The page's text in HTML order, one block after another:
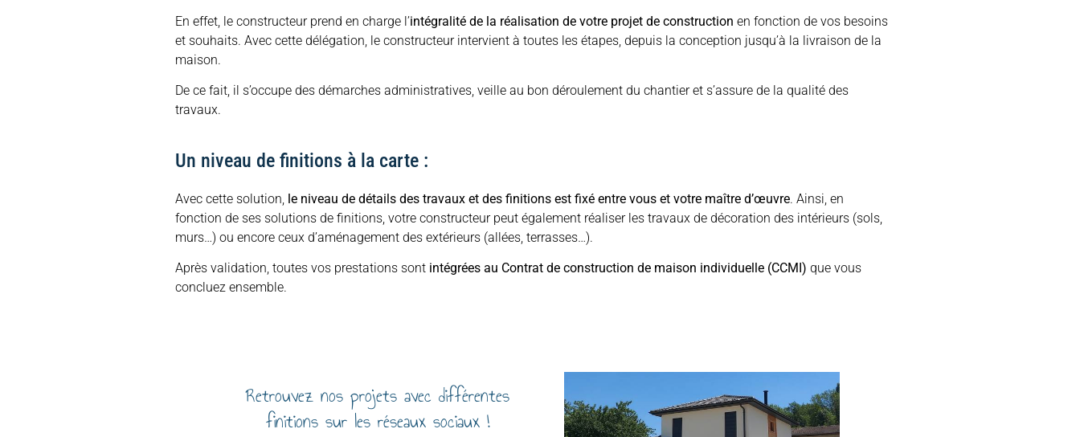
En effet, le constructeur prend en charge l’intégralité de la réalisation de votre projet de construction en fonction de vos besoins
et souhaits. Avec cette délégation, le constructeur intervient à toutes les étapes, depuis la conception jusqu’à la livraison de la
maison.
De ce fait, il s’occupe des démarches administratives, veille au bon déroulement du chantier et s’assure de la qualité des
travaux.
Un niveau de finitions à la carte :
Avec cette solution, le niveau de détails des travaux et des finitions est fixé entre vous et votre maître d’œuvre. Ainsi, en
fonction de ses solutions de finitions, votre constructeur peut également réaliser les travaux de décoration des intérieurs (sols,
murs…) ou encore ceux d’aménagement des extérieurs (allées, terrasses…).
Après validation, toutes vos prestations sont intégrées au Contrat de construction de maison individuelle (CCMI) que vous
concluez ensemble.
Retrouvez nos projets avec différentes
finitions sur les réseaux sociaux !